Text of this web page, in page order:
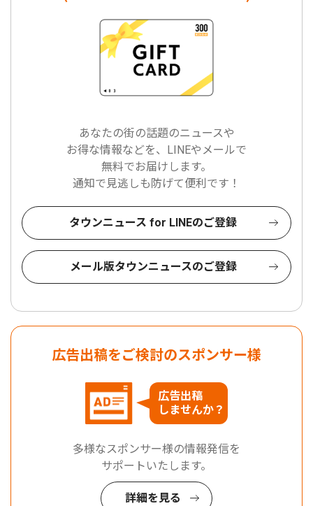
あなたの街の話題のニュースや
お得な情報などを、LINEやメールで
無料でお届けします。
通知で見逃しも防げて便利です！
タウンニュース for LINEのご登録
メール版タウンニュースのご登録
広告出稿をご検討のスポンサー様
広告出稿
しませんか？
多様なスポンサー様の情報発信を
サポートいたします。
詳細を見る